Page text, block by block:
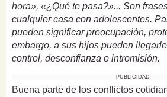
hora», «¿Qué te pasa?»... Son
cualquier casa con adolescentes.
pueden significar preocupación,
embargo, a sus hijos pueden
control, desconfianza o intromisión.
PUBLICIDAD
Buena parte de los conflictos